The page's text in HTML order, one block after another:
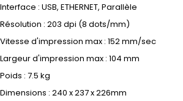
Interface : USB, ETHERNET, Parallèle
Résolution : 203 dpi (8 dots/mm)
Vitesse d'impression max : 152 mm/sec
Largeur d'impression max : 104 mm
Poids : 7.5 kg
Dimensions : 240 x 237 x 226mm